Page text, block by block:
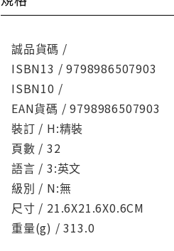
誠品貨碼 /
ISBN13 / 9798986507903
ISBN10 /
EAN貨碼 / 9798986507903
裝訂 / H:精裝
頁數 / 32
語言 / 3:英文
級別 / N:無
尺寸 / 21.6X21.6X0.6CM
重量(g) / 313.0